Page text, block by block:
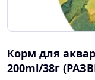
Корм для
200ml/38г